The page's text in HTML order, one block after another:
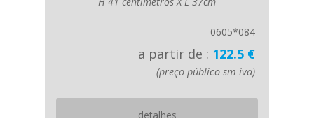
0605*084
a partir de : 122.5 €
(preço público sm iva)
detalhes